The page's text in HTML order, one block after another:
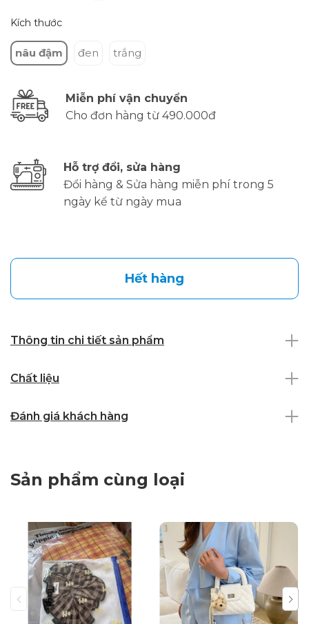
Kích thước
nâu đậm đen trắng
Miễn phí vận chuyển
Cho đơn hàng từ 490.000đ
Hỗ trợ đổi, sửa hàng
Đổi hàng & Sửa hàng miễn phí trong 5
ngày kể từ ngày mua
Hết hàng
Thông tin chi tiết sản phẩm
Chất liệu
Đánh giá khách hàng
Sản phẩm cùng loại